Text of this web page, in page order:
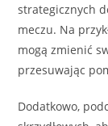
strategicznych
meczu. Na
mogą zmienić
przesuwając
Dodatkowo,